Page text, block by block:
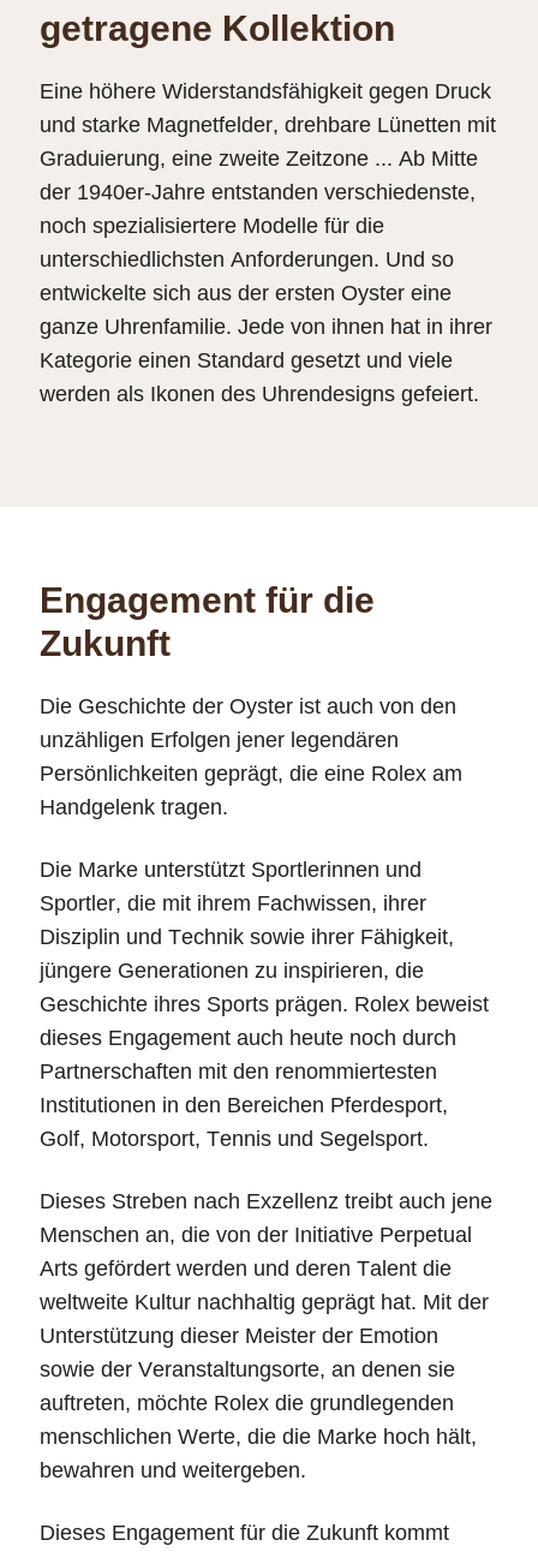
getragene Kollektion
Eine höhere Widerstandsfähigkeit gegen Druck
und starke Magnetfelder, drehbare Lünetten mit
Graduierung, eine zweite Zeitzone ... Ab Mitte
der 1940er-Jahre entstanden verschiedenste,
noch spezialisiertere Modelle für die
unterschiedlichsten Anforderungen. Und so
entwickelte sich aus der ersten Oyster eine
ganze Uhrenfamilie. Jede von ihnen hat in ihrer
Kategorie einen Standard gesetzt und viele
werden als Ikonen des Uhrendesigns gefeiert.
Engagement für die
Zukunft
Die Geschichte der Oyster ist auch von den
unzähligen Erfolgen jener legendären
Persönlichkeiten geprägt, die eine Rolex am
Handgelenk tragen.
Die Marke unterstützt Sportlerinnen und
Sportler, die mit ihrem Fachwissen, ihrer
Disziplin und Technik sowie ihrer Fähigkeit,
jüngere Generationen zu inspirieren, die
Geschichte ihres Sports prägen. Rolex beweist
dieses Engagement auch heute noch durch
Partnerschaften mit den renommiertesten
Institutionen in den Bereichen Pferdesport,
Golf, Motorsport, Tennis und Segelsport.
Dieses Streben nach Exzellenz treibt auch jene
Menschen an, die von der Initiative Perpetual
Arts gefördert werden und deren Talent die
weltweite Kultur nachhaltig geprägt hat. Mit der
Unterstützung dieser Meister der Emotion
sowie der Veranstaltungsorte, an denen sie
auftreten, möchte Rolex die grundlegenden
menschlichen Werte, die die Marke hoch hält,
bewahren und weitergeben.
Dieses Engagement für die Zukunft kommt